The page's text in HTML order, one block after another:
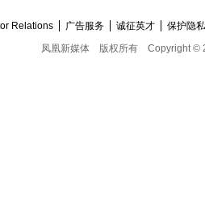
Relations 广告服务 诚征英才
保护隐
凤凰新媒体
版权所有 Copyright ©